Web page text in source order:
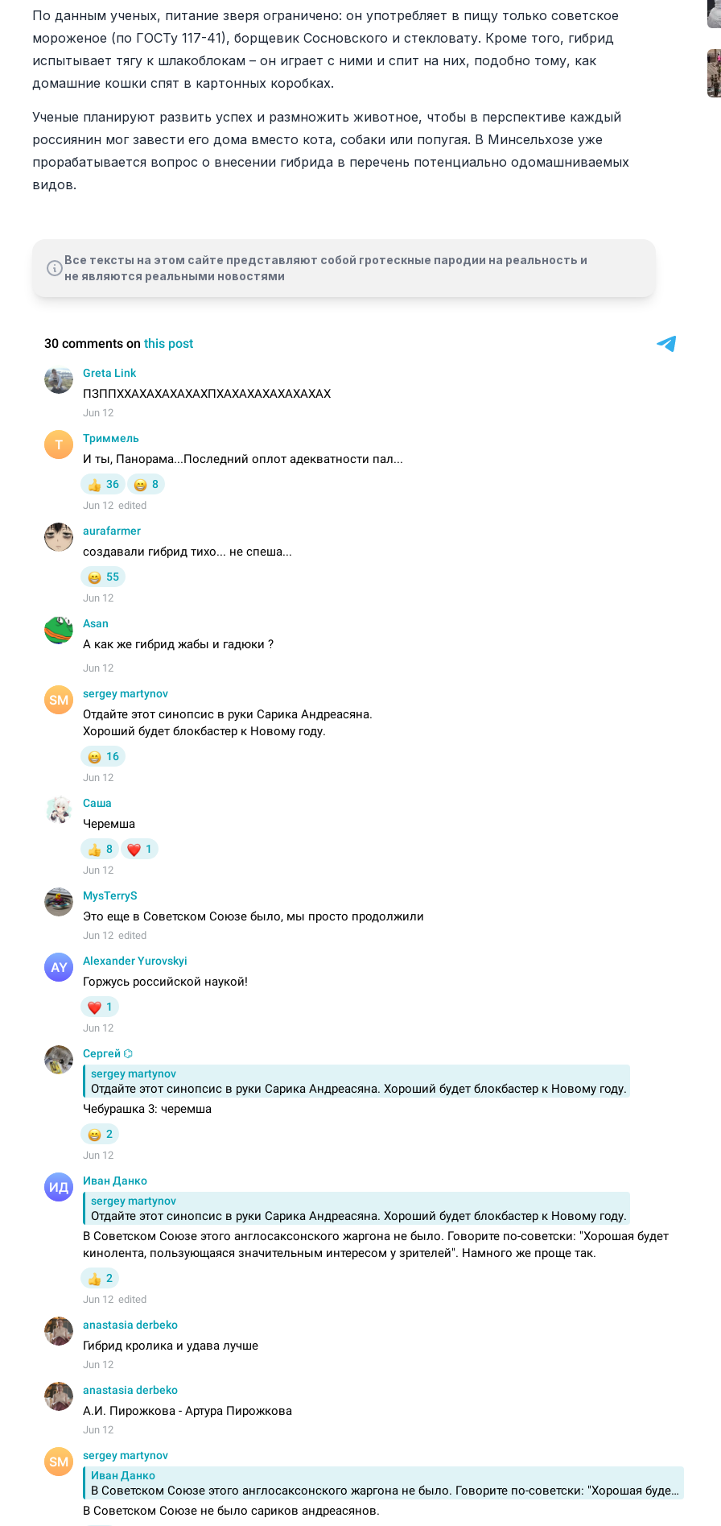
По данным ученых, питание зверя ограничено: он употребляет в пищу только советское
мороженое (по ГОСТу 117-41), борщевик Сосновского и стекловату. Кроме того, гибрид
испытывает тягу к шлакоблокам – он играет с ними и спит на них, подобно тому, как
домашние кошки спят в картонных коробках.
Ученые планируют развить успех и размножить животное, чтобы в перспективе каждый
россиянин мог завести его дома вместо кота, собаки или попугая. В Минсельхозе уже
прорабатывается вопрос о внесении гибрида в перечень потенциально одомашниваемых
видов.
Все тексты на этом сайте представляют собой гротескные пародии на реальность и
не являются реальными новостями